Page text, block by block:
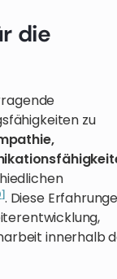
die
zu
. Diese
innerhalb